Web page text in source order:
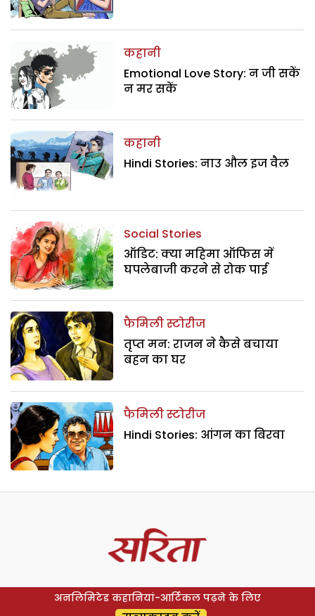
कहानी
Emotional Love Story: न जी सकें
न मर सकें
कहानी
Hindi Stories: नाउ औल इज वैल
Social Stories
ऑडिट: क्या महिमा ऑफिस में
घपलेबाजी करने से रोक पाई
फैमिली स्टोरीज
तृप्त मन: राजन ने कैसे बचाया
बहन का घर
फैमिली स्टोरीज
Hindi Stories: आंगन का बिरवा
अनलिमिटेड कहानियां-आर्टिकल पढ़ने के लिए